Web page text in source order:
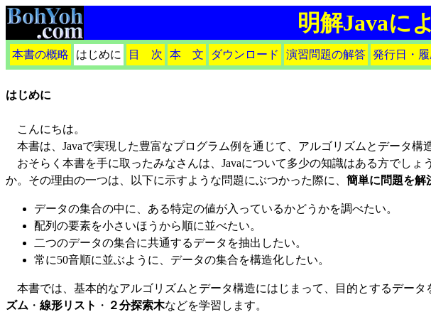
明解Javaに
本書の概略 はじめに 目 次 本 文 ダウンロード 演習問題の解答 発行日・
はじめに
こんにちは。
本書は、Javaで実現した豊富なプログラム例を通じて、アルゴリズムとデータ構
おそらく本書を手に取ったみなさんは、Javaについて多少の知識はある方でし
か。その理由の一つは、以下に示すような問題にぶつかった際に、 簡単に問題を解
データの集合の中に、ある特定の値が入っているかどうかを調べたい。
配列の要素を小さいほうから順に並べたい。
二つのデータの集合に共通するデータを抽出したい。
常に50音順に並ぶように、データの集合を構造化したい。
本書では、基本的なアルゴリズムとデータ構造にはじまって、目的とするデータ
ズム ・ 線形リスト ・ ２分探索木などを学習します。